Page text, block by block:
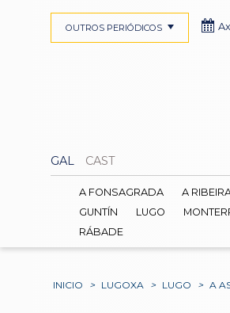
GAL CAST
OUTROS PERIÓDICOS
A FONSAGRADA A
GUNTÍN
LUGO
RÁBADE
INICIO > LUGOXA > LUGO > A